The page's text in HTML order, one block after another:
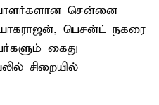
சென்னை
பெசன்ட் நகரை
கைது
சிறையில்